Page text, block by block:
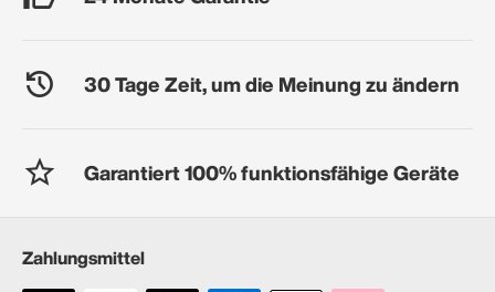
30 Tage Zeit, um die Meinung zu ändern
Garantiert 100% funktionsfähige Geräte
Zahlungsmittel